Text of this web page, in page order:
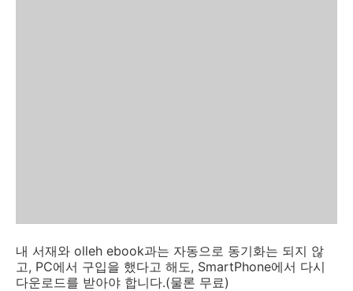
내 서재와 olleh ebook과는 자동으로 동기화는 되지 않
고, PC에서 구입을 했다고 해도, SmartPhone에서 다시
다운로드를 받아야 합니다.(물론 무료)